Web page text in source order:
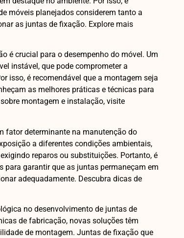
móveis planejados considerem tanto a
as juntas de fixação. Explore mais
é crucial para o desempenho do móvel. Um
instável, que pode comprometer a
isso, é recomendável que a montagem seja
as melhores práticas e técnicas para
montagem e instalação, visite
fator determinante na manutenção do
a diferentes condições ambientais,
reparos ou substituições. Portanto, é
garantir que as juntas permaneçam em
adequadamente. Descubra dicas de
no desenvolvimento de juntas de
de fabricação, novas soluções têm
de montagem. Juntas de fixação que